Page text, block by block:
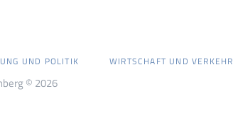
UND POLITIK WIRTSCHAFT UND VERKEHR
© 2026